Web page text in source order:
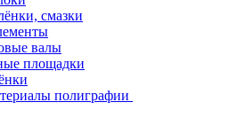
смазки
валы
площадки
полиграфии